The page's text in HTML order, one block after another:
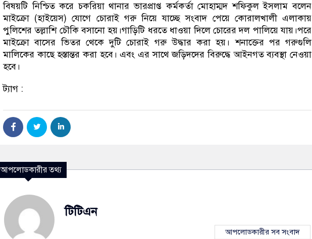
বিষয়টি নিশ্চিত করে চকরিয়া থানার ভারপ্রাপ্ত কর্মকর্তা মোহাম্মদ শফিকুল ইসলাম বলেন
মাইক্রো (হাইয়েস) যোগে চোরাই গরু নিয়ে যাচ্ছে সংবাদ পেয়ে কোরালখালী এলাকায়
পুলিশের তল্লাশি চৌকি বসানো হয়।গাড়িটি ধরতে ধাওয়া দিলে চোরের দল পালিয়ে যায়।পরে
মাইক্রো বাসের ভিতর থেকে দুটি চোরাই গরু উদ্ধার করা হয়। শনাক্তের পর গরুগুলি
মালিকের কাছে হস্তান্তর করা হবে। এবং এর সাথে জড়িদদের বিরুদ্ধে আইনগত ব্যবস্থা নেওয়া
হবে।
ট্যাগ :
আপলোডকারীর তথ্য
টিটিএন
আপলোডকারীর সব সংবাদ